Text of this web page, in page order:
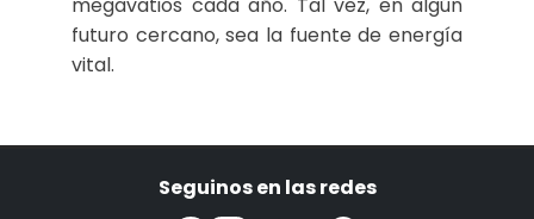
futuro cercano, sea la fuente de energía
vital.
Seguinos en las redes